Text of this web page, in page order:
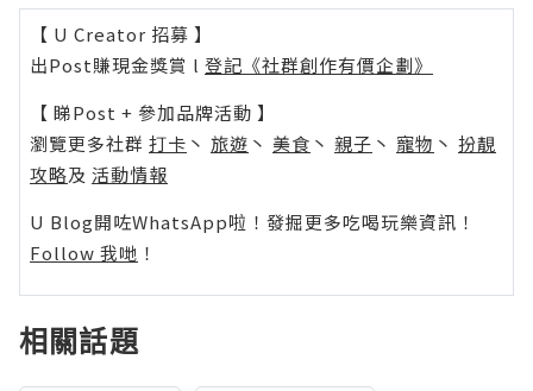
【 U Creator 招募 】
出Post賺現金獎賞 l 登記《社群創作有價企劃》
【 睇Post + 參加品牌活動 】
瀏覽更多社群 打卡 丶 旅遊 丶 美食 丶 親子 丶 寵物 丶 扮靚
攻略及 活動情報
U Blog開咗WhatsApp啦！發掘更多吃喝玩樂資訊！
Follow 我哋 ！
相關話題